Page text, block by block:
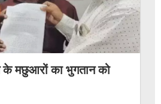
के मछुआरों का भुगतान को